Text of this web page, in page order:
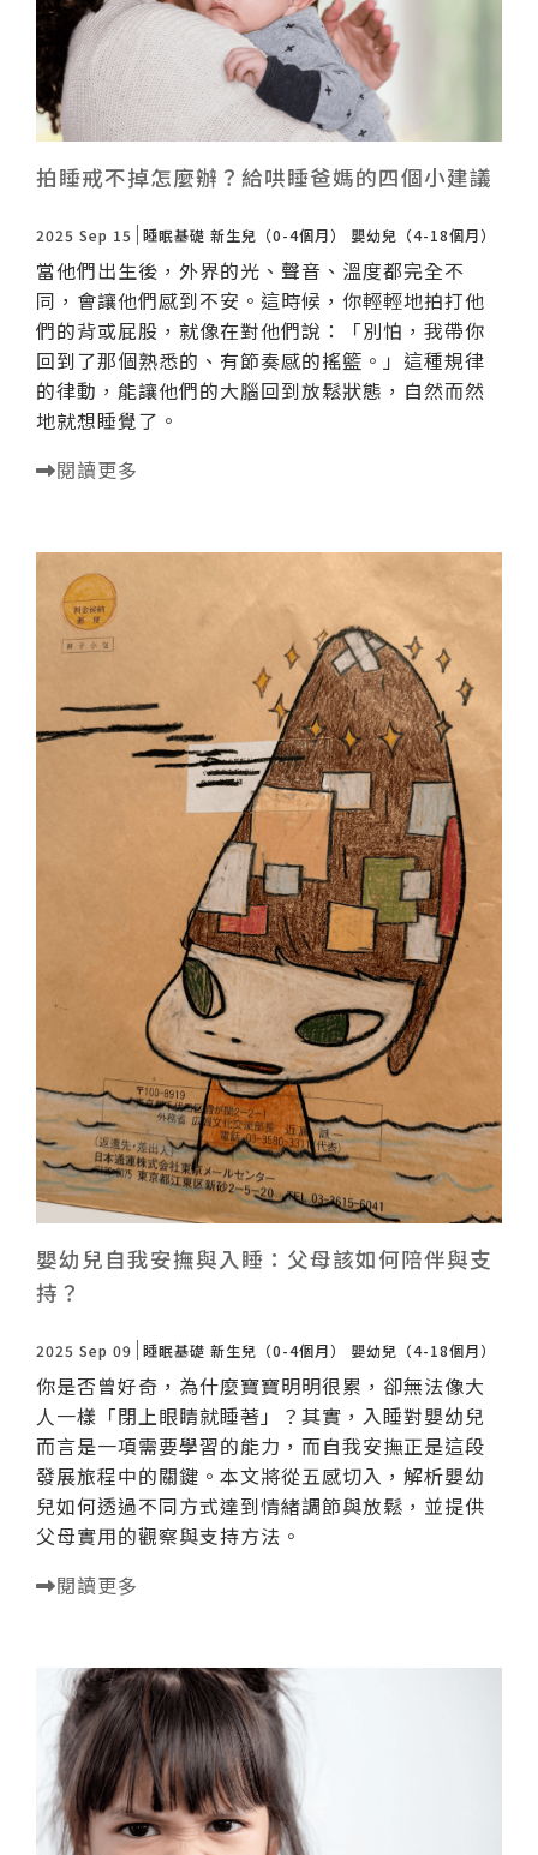
拍睡戒不掉怎麼辦？給哄睡爸媽的四個小建議
2025 Sep 15 睡眠基礎 新生兒（0-4個月） 嬰幼兒（4-18個月）
當他們出生後，外界的光、聲音、溫度都完全不
同，會讓他們感到不安。這時候，你輕輕地拍打他
們的背或屁股，就像在對他們說：「別怕，我帶你
回到了那個熟悉的、有節奏感的搖籃。」這種規律
的律動，能讓他們的大腦回到放鬆狀態，自然而然
地就想睡覺了。
閱讀更多
嬰幼兒自我安撫與入睡：父母該如何陪伴與支
持？
2025 Sep 09 睡眠基礎 新生兒（0-4個月） 嬰幼兒（4-18個月）
你是否曾好奇，為什麼寶寶明明很累，卻無法像大
人一樣「閉上眼睛就睡著」？其實，入睡對嬰幼兒
而言是一項需要學習的能力，而自我安撫正是這段
發展旅程中的關鍵。本文將從五感切入，解析嬰幼
兒如何透過不同方式達到情緒調節與放鬆，並提供
父母實用的觀察與支持方法。
閱讀更多